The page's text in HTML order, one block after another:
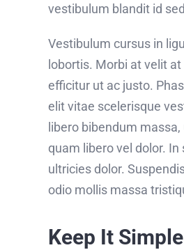
vestibulum blandit id
Vestibulum cursus in
lobortis. Morbi at velit
efficitur ut ac justo.
elit vitae scelerisque
libero bibendum
quam libero vel dolor. In
ultricies dolor.
odio mollis massa
Keep It Simple